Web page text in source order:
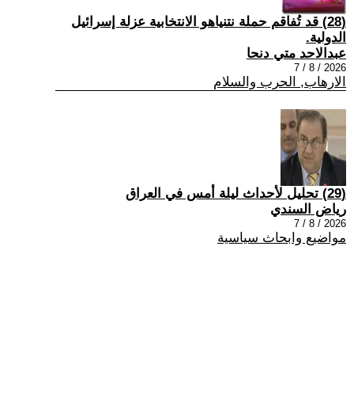
(28) قد تُفاقم حملة نتنياهو الانتخابية عزلة إسرائيل
الدولية.
عبدالاحد متي دنحا
2026 / 8 / 7
الارهاب, الحرب والسلام
(29) تحليل لأحداث ليلة أمس في العراق
رياض السندي
2026 / 8 / 7
مواضيع وابحاث سياسية